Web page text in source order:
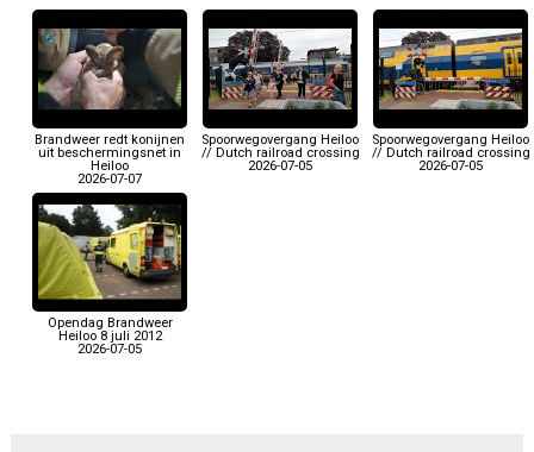
Brandweer redt konijnen
uit beschermingsnet in
Heiloo
2026-07-07
Spoorwegovergang Heiloo
// Dutch railroad crossing
2026-07-05
Spoorwegovergang Heiloo
// Dutch railroad crossing
2026-07-05
Opendag Brandweer
Heiloo 8 juli 2012
2026-07-05